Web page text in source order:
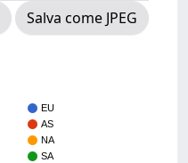
Salva come JPEG
EU
AS
NA
SA